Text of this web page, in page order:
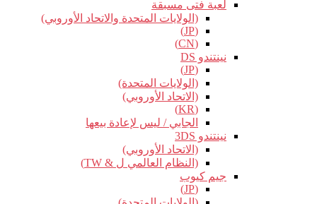
لعبة فتى مسبقة
(الولايات المتحدة والاتحاد الأوروبي)
(JP)
(CN)
نينتندو DS
(JP)
(الولايات المتحدة)
(الاتحاد الأوروبي)
(KR)
الجابي / ليس لإعادة بيعها
نينتندو 3DS
(الاتحاد الأوروبي)
(النظام العالمي ل & TW)
جيم كيوب
(JP)